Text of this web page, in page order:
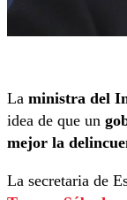
La ministra del
idea de que un
mejor la
La secretaria de